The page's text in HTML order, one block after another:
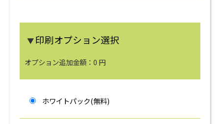
▼印刷オプション選択
オプション追加金額： 0 円
ホワイトパック(無料)